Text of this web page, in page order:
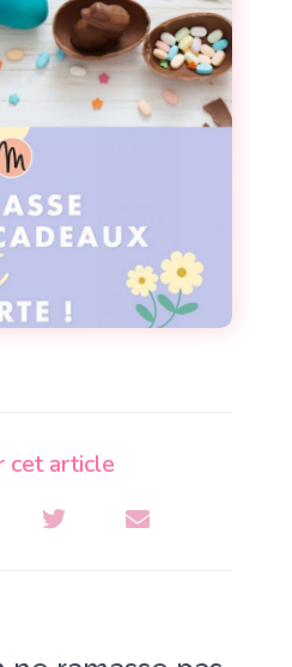
cet article